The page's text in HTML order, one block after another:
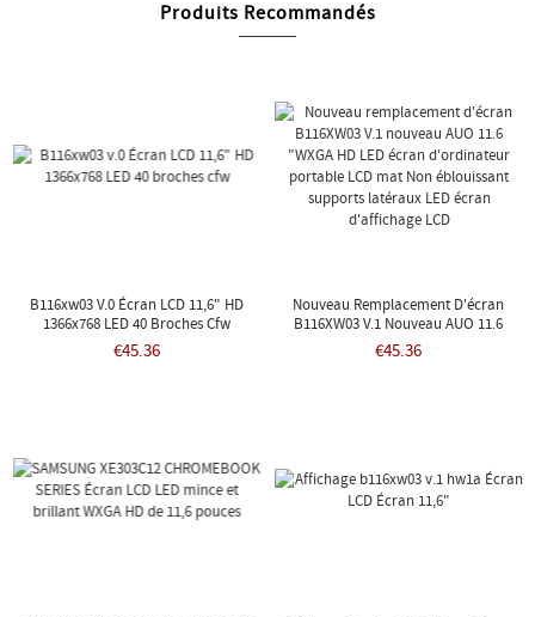
Produits Recommandés
B116xw03 V.0 Écran LCD 11,6" HD
1366x768 LED 40 Broches Cfw
€45.36
Nouveau Remplacement D'écran
B116XW03 V.1 Nouveau AUO 11.6
"WXGA HD LED Écran D'ordinateur
Portable LCD Mat Non Éblouissant
€45.36